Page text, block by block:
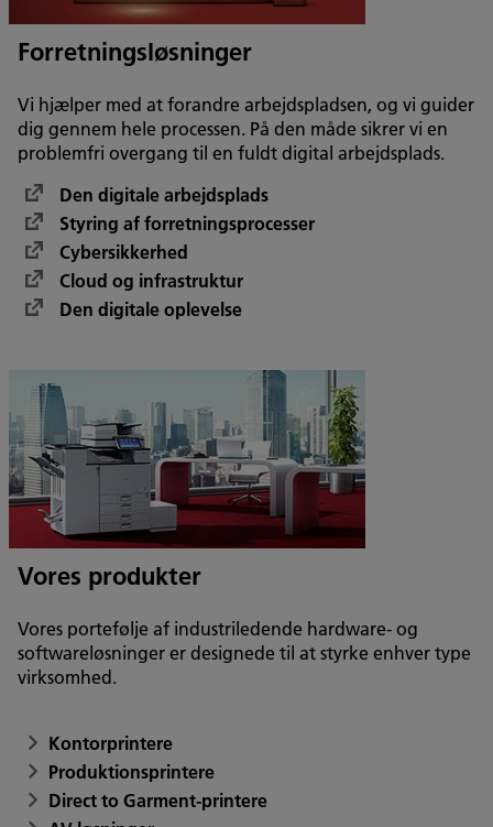
Forretningsløsninger
Vi hjælper med at forandre arbejdspladsen, og vi guider
dig gennem hele processen. På den måde sikrer vi en
problemfri overgang til en fuldt digital arbejdsplads.
Den digitale arbejdsplads
Styring af forretningsprocesser
Cybersikkerhed
Cloud og infrastruktur
Den digitale oplevelse
Vores produkter
Vores portefølje af industriledende hardware- og
softwareløsninger er designede til at styrke enhver type
virksomhed.
Kontorprintere
Produktionsprintere
Direct to Garment-printere